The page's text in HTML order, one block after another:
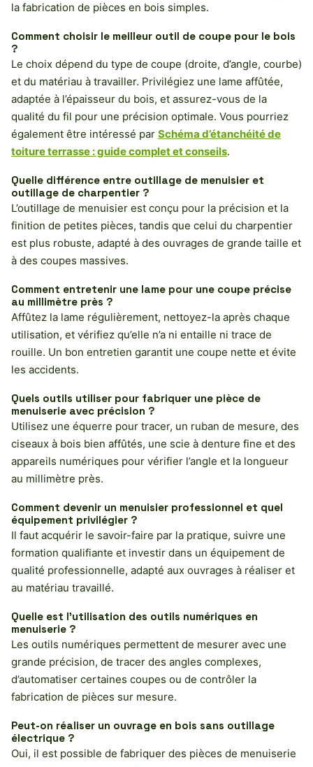
la fabrication de pièces en bois simples.
Comment choisir le meilleur outil de coupe pour le bois
?
Le choix dépend du type de coupe (droite, d’angle, courbe)
et du matériau à travailler. Privilégiez une lame affûtée,
adaptée à l’épaisseur du bois, et assurez-vous de la
qualité du fil pour une précision optimale. Vous pourriez
également être intéressé par Schéma d’étanchéité de
toiture terrasse : guide complet et conseils.
Quelle différence entre outillage de menuisier et
outillage de charpentier ?
L’outillage de menuisier est conçu pour la précision et la
finition de petites pièces, tandis que celui du charpentier
est plus robuste, adapté à des ouvrages de grande taille et
à des coupes massives.
Comment entretenir une lame pour une coupe précise
au millimètre près ?
Affûtez la lame régulièrement, nettoyez-la après chaque
utilisation, et vérifiez qu’elle n’a ni entaille ni trace de
rouille. Un bon entretien garantit une coupe nette et évite
les accidents.
Quels outils utiliser pour fabriquer une pièce de
menuiserie avec précision ?
Utilisez une équerre pour tracer, un ruban de mesure, des
ciseaux à bois bien affûtés, une scie à denture fine et des
appareils numériques pour vérifier l’angle et la longueur
au millimètre près.
Comment devenir un menuisier professionnel et quel
équipement privilégier ?
Il faut acquérir le savoir-faire par la pratique, suivre une
formation qualifiante et investir dans un équipement de
qualité professionnelle, adapté aux ouvrages à réaliser et
au matériau travaillé.
Quelle est l’utilisation des outils numériques en
menuiserie ?
Les outils numériques permettent de mesurer avec une
grande précision, de tracer des angles complexes,
d’automatiser certaines coupes ou de contrôler la
fabrication de pièces sur mesure.
Peut-on réaliser un ouvrage en bois sans outillage
électrique ?
Oui, il est possible de fabriquer des pièces de menuiserie